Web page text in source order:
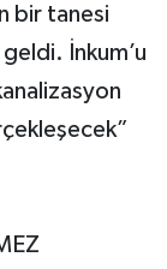
bir tanesi
İnkum’u